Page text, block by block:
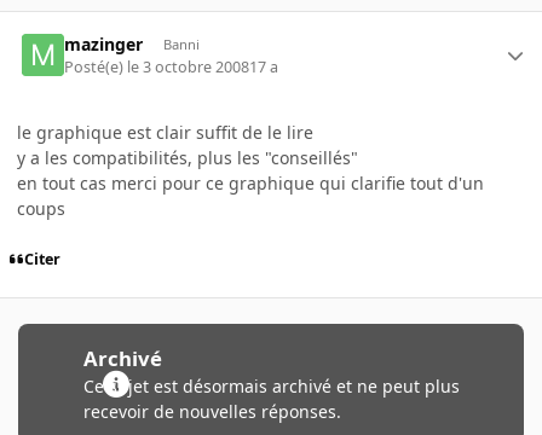
mazinger Banni
Posté(e) le 3 octobre 200817 a
le graphique est clair suffit de le lire
y a les compatibilités, plus les "conseillés"
en tout cas merci pour ce graphique qui clarifie tout d'un
coups
Citer
Archivé
Ce sujet est désormais archivé et ne peut plus
recevoir de nouvelles réponses.